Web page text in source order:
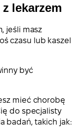
lekarzem
jeśli masz
czasu lub kaszel
być
mieć chorobę
do specjalisty
badań, takich jak: